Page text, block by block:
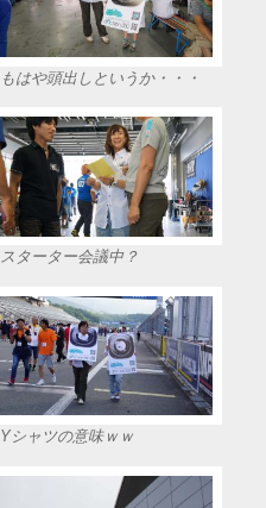
もはや頭出しというか・・・
スターター会議中？
Yシャツの意味ｗｗ